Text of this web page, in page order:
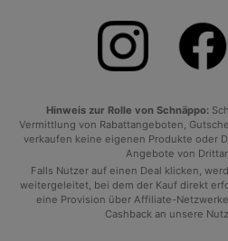
Hinweis zur Rolle von Schnäppo:
Vermittlung von Rabattangeboten,
verkaufen keine eigenen Produkte oder
Angebote von
Falls Nutzer auf einen Deal klicken,
weitergeleitet, bei dem der Kauf direkt
eine Provision über Affiliate-
Cashback an unsere